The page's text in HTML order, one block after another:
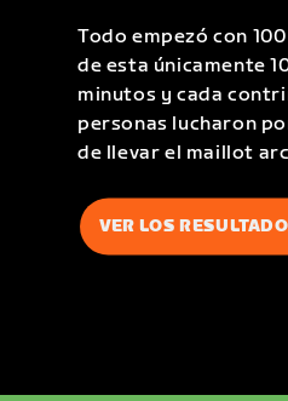
Todo empezó con
de esta únicamente
minutos y cada
personas lucharon
de llevar el maillot
VER LOS